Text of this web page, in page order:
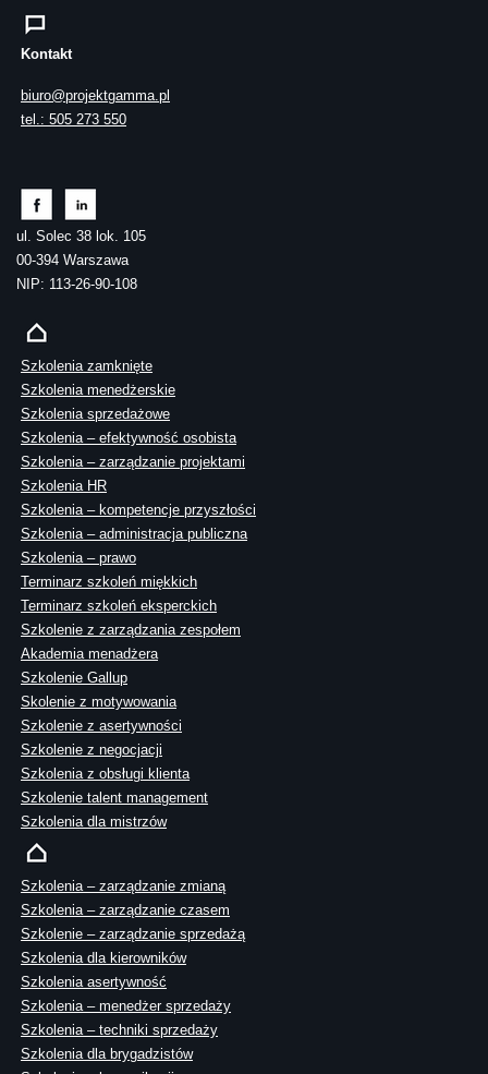
Kontakt
biuro@projektgamma.pl
tel.: 505 273 550
ul. Solec 38 lok. 105
00-394 Warszawa
NIP: 113-26-90-108
Szkolenia zamknięte
Szkolenia menedżerskie
Szkolenia sprzedażowe
Szkolenia – efektywność osobista
Szkolenia – zarządzanie projektami
Szkolenia HR
Szkolenia – kompetencje przyszłości
Szkolenia – administracja publiczna
Szkolenia – prawo
Terminarz szkoleń miękkich
Terminarz szkoleń eksperckich
Szkolenie z zarządzania zespołem
Akademia menadżera
Szkolenie Gallup
Skolenie z motywowania
Szkolenie z asertywności
Szkolenie z negocjacji
Szkolenia z obsługi klienta
Szkolenie talent management
Szkolenia dla mistrzów
Szkolenia – zarządzanie zmianą
Szkolenia – zarządzanie czasem
Szkolenie – zarządzanie sprzedażą
Szkolenia dla kierowników
Szkolenia asertywność
Szkolenia – menedżer sprzedaży
Szkolenia – techniki sprzedaży
Szkolenia dla brygadzistów